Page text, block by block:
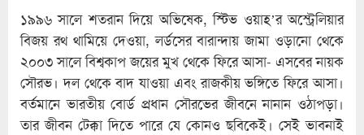
১৯৯৬ সালে শতরান দিয়ে অভিষেক, স্টিভ ওয়াহ’র অস্ট্রেলিয়ার
বিজয় রথ থামিয়ে দেওয়া, লর্ডসের বারান্দায় জামা ওড়ানো থেকে
২০০৩ সালে বিশ্বকাপ জয়ের মুখ থেকে ফিরে আসা- এসবের নায়ক
সৌরভ। দল থেকে বাদ যাওয়া এবং রাজকীয় ভঙ্গিতে ফিরে আসা।
বর্তমানে ভারতীয় বোর্ড প্রধান সৌরভের জীবনে নানান ওঠাপড়া।
তার জীবন টেক্কা দিতে পারে যে কোনও ছবিকেই। সেই ভাবনাই